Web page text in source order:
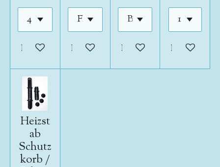
In den WarenkorbIn den WarenkorbIn den Warenkorb
In den
Heizst
ab
Schutz
korb /